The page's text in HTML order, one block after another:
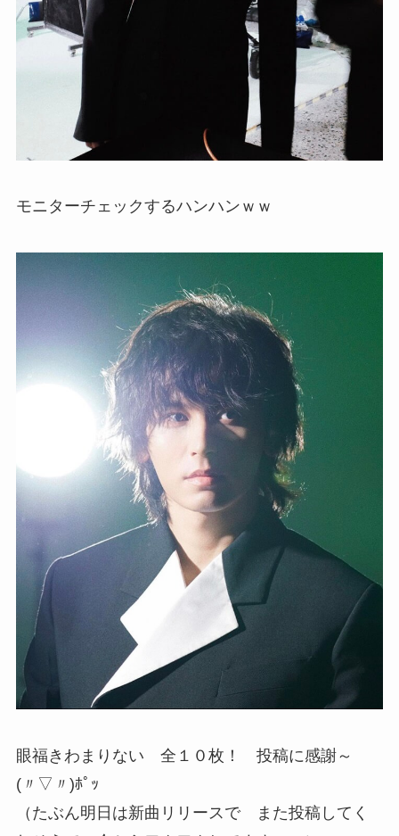
モニターチェックするハンハンｗｗ
眼福きわまりない 全１０枚！ 投稿に感謝～
(〃▽〃)ﾎﾟｯ
（たぶん明日は新曲リリースで また投稿してく